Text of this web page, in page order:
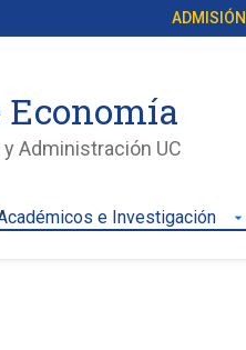
ADMISIÓN
Administración UC
e Investigación arrow_drop_down